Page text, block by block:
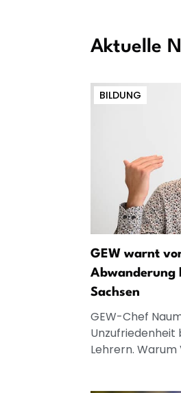
Aktuelle
BILDUNG
GEW warnt
Abwanderung
Sachsen
GEW-Chef
Unzufriedenheit
Lehrern. Warum